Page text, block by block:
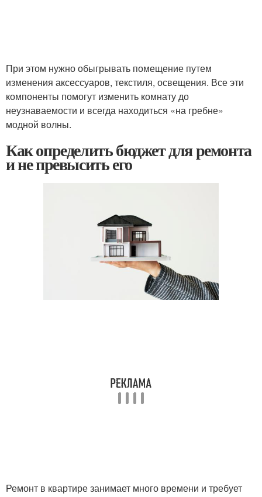
При этом нужно обыгрывать помещение путем
изменения аксессуаров, текстиля, освещения. Все эти
компоненты помогут изменить комнату до
неузнаваемости и всегда находиться «на гребне»
модной волны.
Как определить бюджет для ремонта
и не превысить его
Ремонт в квартире занимает много времени и требует